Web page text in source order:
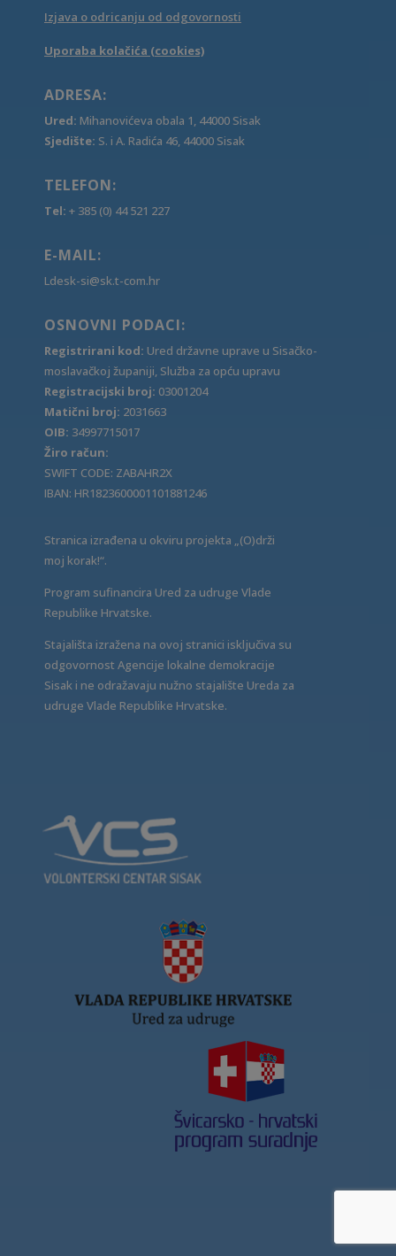
Izjava o odricanju od odgovornosti
Uporaba kolačića (cookies)
ADRESA:
Ured: Mihanovićeva obala 1, 44000 Sisak
Sjedište: S. i A. Radića 46, 44000 Sisak
TELEFON:
Tel: + 385 (0) 44 521 227
E-MAIL:
Ldesk-si@sk.t-com.hr
OSNOVNI PODACI:
Registrirani kod: Ured državne uprave u Sisačko-
moslavačkoj županiji, Služba za opću upravu
Registracijski broj: 03001204
Matični broj: 2031663
OIB: 34997715017
Žiro račun:
SWIFT CODE: ZABAHR2X
IBAN: HR1823600001101881246
Stranica izrađena u okviru projekta „(O)drži
moj korak!“.
Program sufinancira Ured za udruge Vlade
Republike Hrvatske.
Stajališta izražena na ovoj stranici isključiva su
odgovornost Agencije lokalne demokracije
Sisak i ne odražavaju nužno stajalište Ureda za
udruge Vlade Republike Hrvatske.